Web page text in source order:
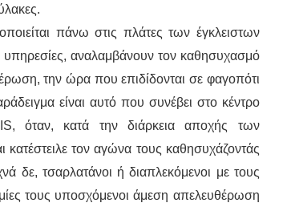
πάνω στις πλάτες των έγκλειστων
αναλαμβάνουν τον καθησυχασμό
την ώρα που επιδίδονται σε φαγοπότι
είναι αυτό που συνέβει στο κέντρο
όταν, κατά την διάρκεια αποχής των
κατέστειλε τον αγώνα τους καθησυχάζοντάς
δε, τσαρλατάνοι ή διαπλεκόμενοι με τους
τους υποσχόμενοι άμεση απελευθέρωση